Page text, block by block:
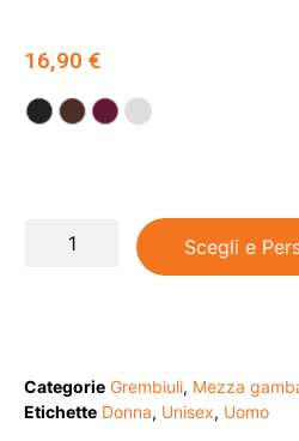
16,90 €
Scegli e
Categorie Grembiuli, Mezza
Etichette Donna, Unisex, Uomo